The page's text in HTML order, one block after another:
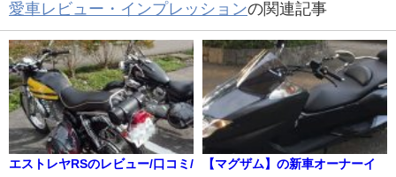
愛車レビュー・インプレッションの関連記事
エストレヤRSのレビュー/口コミ/
【マグザム】の新車オーナーイ